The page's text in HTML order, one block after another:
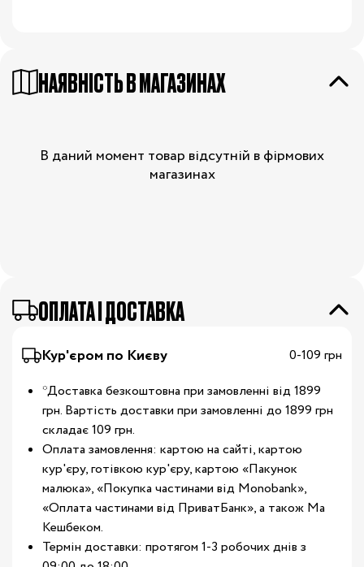
НАЯВНІСТЬ В МАГАЗИНАХ
В даний момент товар відсутній в фірмових
магазинах
OПЛАТА І ДОСТАВКА
Кур'єром по Києву
0-109 грн
*Доставка безкоштовна при замовленні від 1899
грн. Вартість доставки при замовленні до 1899 грн
складає 109 грн.
Оплата замовлення: картою на сайті, картою
кур'єру, готівкою кур'єру, картою «Пакунок
малюка», «Покупка частинами від Monobank»,
«Оплата частинами від ПриватБанк», а також Ма
Кешбеком.
Термін доставки: протягом 1-3 робочих днів з